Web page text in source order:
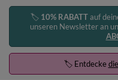
🏷️ 10% RABATTauf
unseren Newsletter an
🏷️ Entdecke